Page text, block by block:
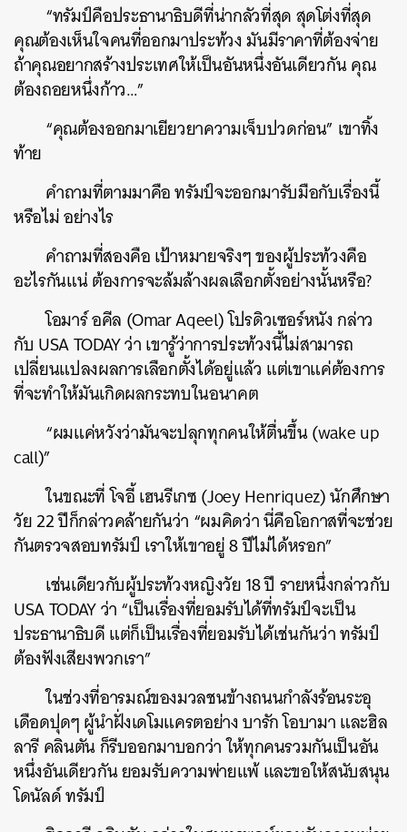
“ทรัมป์คือประธานาธิบดีที่น่ากลัวที่สุด สุดโต่งที่สุด
คุณต้องเห็นใจคนที่ออกมาประท้วง มันมีราคาที่ต้องจ่าย
ถ้าคุณอยากสร้างประเทศให้เป็นอันหนึ่งอันเดียวกัน คุณ
ต้องถอยหนึ่งก้าว…”
“คุณต้องออกมาเยียวยาความเจ็บปวดก่อน” เขาทิ้ง
ท้าย
คำถามที่ตามมาคือ ทรัมป์จะออกมารับมือกับเรื่องนี้
หรือไม่ อย่างไร
คำถามที่สองคือ เป้าหมายจริงๆ ของผู้ประท้วงคือ
อะไรกันแน่ ต้องการจะล้มล้างผลเลือกตั้งอย่างนั้นหรือ?
โอมาร์ อคีล (Omar Aqeel) โปรดิวเซอร์หนัง กล่าว
กับ USA TODAY ว่า เขารู้ว่าการประท้วงนี้ไม่สามารถ
เปลี่ยนแปลงผลการเลือกตั้งได้อยู่แล้ว แต่เขาแค่ต้องการ
ที่จะทำให้มันเกิดผลกระทบในอนาคต
“ผมแค่หวังว่ามันจะปลุกทุกคนให้ตื่นขึ้น (wake up
call)”
ในขณะที่ โจอี้ เฮนรีเกซ (Joey Henriquez) นักศึกษา
วัย 22 ปีก็กล่าวคล้ายกันว่า “ผมคิดว่า นี่คือโอกาสที่จะช่วย
กันตรวจสอบทรัมป์ เราให้เขาอยู่ 8 ปีไม่ได้หรอก”
เช่นเดียวกับผู้ประท้วงหญิงวัย 18 ปี รายหนึ่งกล่าวกับ
USA TODAY ว่า “เป็นเรื่องที่ยอมรับได้ที่ทรัมป์จะเป็น
ประธานาธิบดี แต่ก็เป็นเรื่องที่ยอมรับได้เช่นกันว่า ทรัมป์
ต้องฟังเสียงพวกเรา”
ในช่วงที่อารมณ์ของมวลชนข้างถนนกำลังร้อนระอุ
เดือดปุดๆ ผู้นำฝั่งเดโมแครตอย่าง บารัก โอบามา และฮิล
ลารี คลินตัน ก็รีบออกมาบอกว่า ให้ทุกคนรวมกันเป็นอัน
หนึ่งอันเดียวกัน ยอมรับความพ่ายแพ้ และขอให้สนับสนุน
โดนัลด์ ทรัมป์